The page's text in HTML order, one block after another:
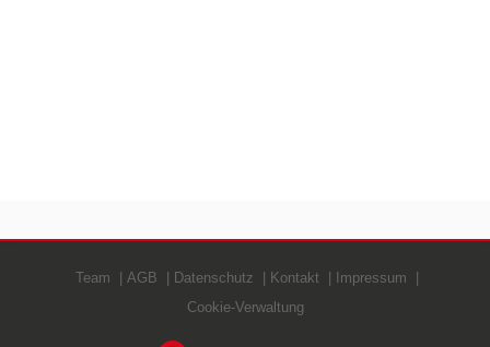
Team AGB Datenschutz Kontakt
Impressum
Cookie-Verwaltung